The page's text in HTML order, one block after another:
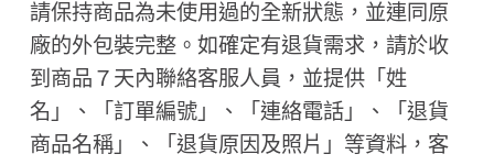
請保持商品為未使用過的全新狀態，並連同原
廠的外包裝完整。如確定有退貨需求，請於收
到商品７天內聯絡客服人員，並提供「姓
名」、「訂單編號」、「連絡電話」、「退貨
商品名稱」、「退貨原因及照片」等資料，客